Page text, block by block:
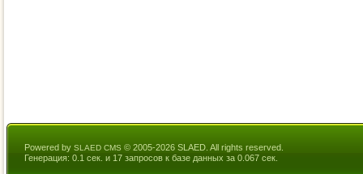
Powered by SLAED CMS © 2005-2026 SLAED. All rights reserved.
Генерация: 0.1 сек. и 17 запросов к базе данных за 0.067 сек.